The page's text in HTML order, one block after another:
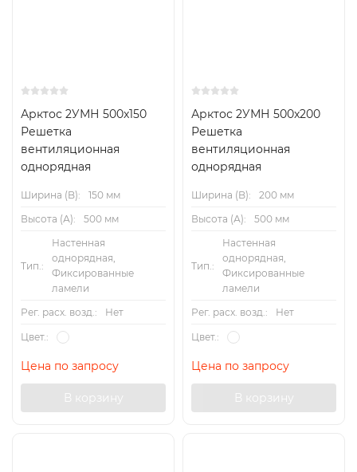
Арктос 2УМН 500x150
Решетка
вентиляционная
однорядная
Ширина (B):
150 мм
Высота (А):
500 мм
Тип.:
Настенная
однорядная,
Фиксированные
ламели
Рег. расх. возд.:
Нет
Цвет.:
Цена по запросу
В корзину
Арктос 2УМН 500x200
Решетка
вентиляционная
однорядная
Ширина (B):
200 мм
Высота (А):
500 мм
Тип.:
Настенная
однорядная,
Фиксированные
ламели
Рег. расх. возд.:
Нет
Цвет.:
Цена по запросу
В корзину